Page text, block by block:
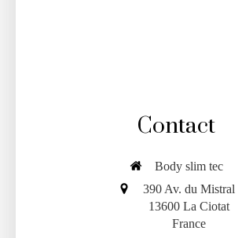
Contact
Body slim tec
390 Av. du Mistral
13600 La Ciotat
France